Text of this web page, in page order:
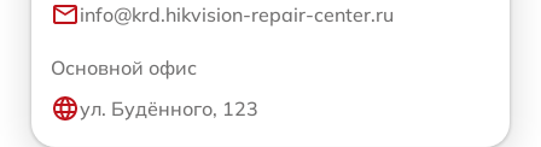
info@krd.hikvision-repair-center.ru
Основной офис
ул. Будённого, 123